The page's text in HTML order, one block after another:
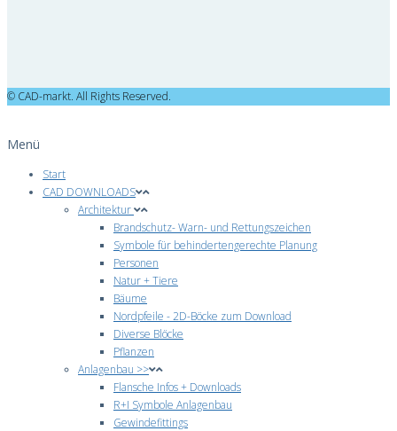
© CAD-markt. All Rights Reserved.
Menü
Start
CAD DOWNLOADS
Architektur
Brandschutz- Warn- und Rettungszeichen
Symbole für behindertengerechte Planung
Personen
Natur + Tiere
Bäume
Nordpfeile - 2D-Böcke zum Download
Diverse Blöcke
Pflanzen
Anlagenbau >>
Flansche Infos + Downloads
R+I Symbole Anlagenbau
Gewindefittings